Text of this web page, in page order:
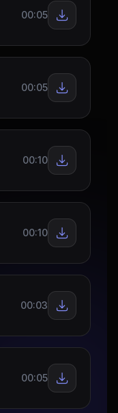
00:05
00:05
00:10
00:10
00:03
00:05